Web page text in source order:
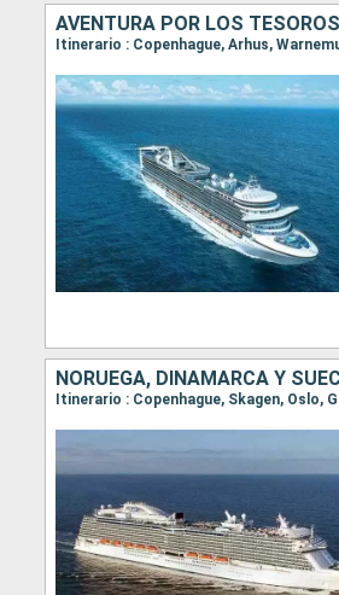
AVENTURA POR LOS
NORUEGA, DINAMARCA Y
Itinerario : Copenhague, Skagen, Oslo,